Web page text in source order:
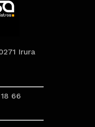
Irura
66